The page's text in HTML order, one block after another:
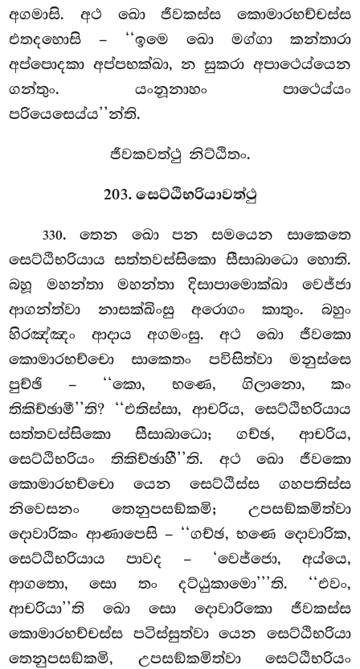
අගමාසි. අථ ඛො ජීවකස්ස කොමාරභච්චස්ස
එතදහොසි – ‘‘ඉමෙ ඛො මග්ගා කන්තාරා
අප්පොදකා අප්පභක්ඛා, න සුකරා අපාථෙය්යෙන
ගන්තුං. යංනූනාහං පාථෙය්යං
පරියෙසෙය්ය’’න්ති.
ජීවකවත්ථු නිට්ඨිතං.
203. සෙට්ඨිභරියාවත්ථු
330. තෙන ඛො පන සමයෙන සාකෙතෙ
සෙට්ඨිභරියාය සත්තවස්සිකො සීසාබාධො හොති.
බහූ මහන්තා මහන්තා දිසාපාමොක්ඛා වෙජ්ජා
ආගන්ත්වා නාසක්ඛිංසු අරොගං කාතුං. බහුං
හිරඤ්ඤං ආදාය අගමංසු. අථ ඛො ජීවකො
කොමාරභච්චො සාකෙතං පවිසිත්වා මනුස්සෙ
පුච්ඡි – ‘‘කො, භණෙ, ගිලානො, කං
තිකිච්ඡාමී’’ති? ‘‘එතිස්සා, ආචරිය, සෙට්ඨිභරියාය
සත්තවස්සිකොසීසාබාධො; ගච්ඡ, ආචරිය,
සෙට්ඨිභරියං තිකිච්ඡාහී’’ති. අථ ඛො ජීවකො
කොමාරභච්චො යෙන සෙට්ඨිස්ස ගහපතිස්ස
නිවෙසනං තෙනුපසඞ්කමි; උපසඞ්කමිත්වා
දොවාරිකං ආණාපෙසි – ‘‘ගච්ඡ, භණෙ දොවාරික,
සෙට්ඨිභරියාය පාවද – ‘වෙජ්ජො, අය්යෙ,
ආගතො, සො තං දට්ඨුකාමො’’’ති. ‘‘එවං,
ආචරියා’’ති ඛො සො දොවාරිකො ජීවකස්ස
කොමාරභච්චස්ස පටිස්සුත්වා යෙන සෙට්ඨිභරියා
තෙනුපසඞ්කමි, උපසඞ්කමිත්වා සෙට්ඨිභරියං